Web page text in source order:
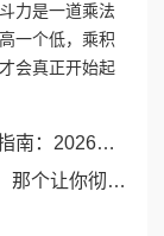
力是一道乘法
一个低，乘积
会真正开始起
有装备获取全解析
物，到底该怎么打？